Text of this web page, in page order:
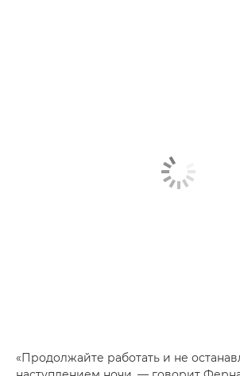
«Продолжайте работать и не